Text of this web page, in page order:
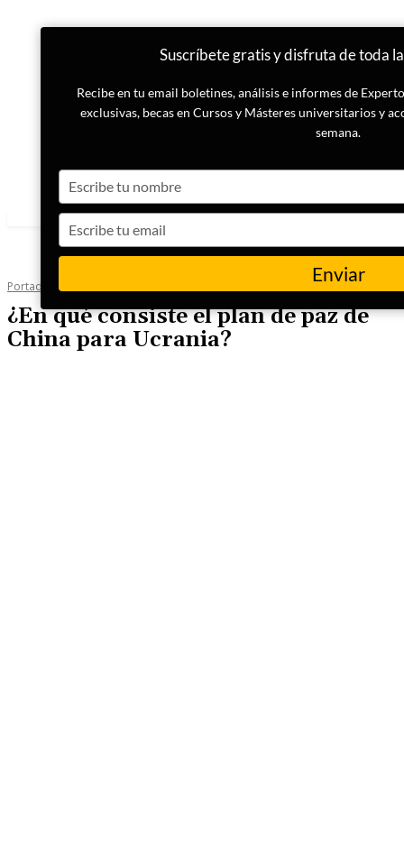
Portada Geopolítica
¿En qué consiste el plan de paz de
China para Ucrania?
Suscríbete gratis y disfruta de toda
Recibe en tu email boletines, análisis e informes de
exclusivas, becas en Cursos y Másteres universitarios y
semana.
your
name
your
email
Enviar